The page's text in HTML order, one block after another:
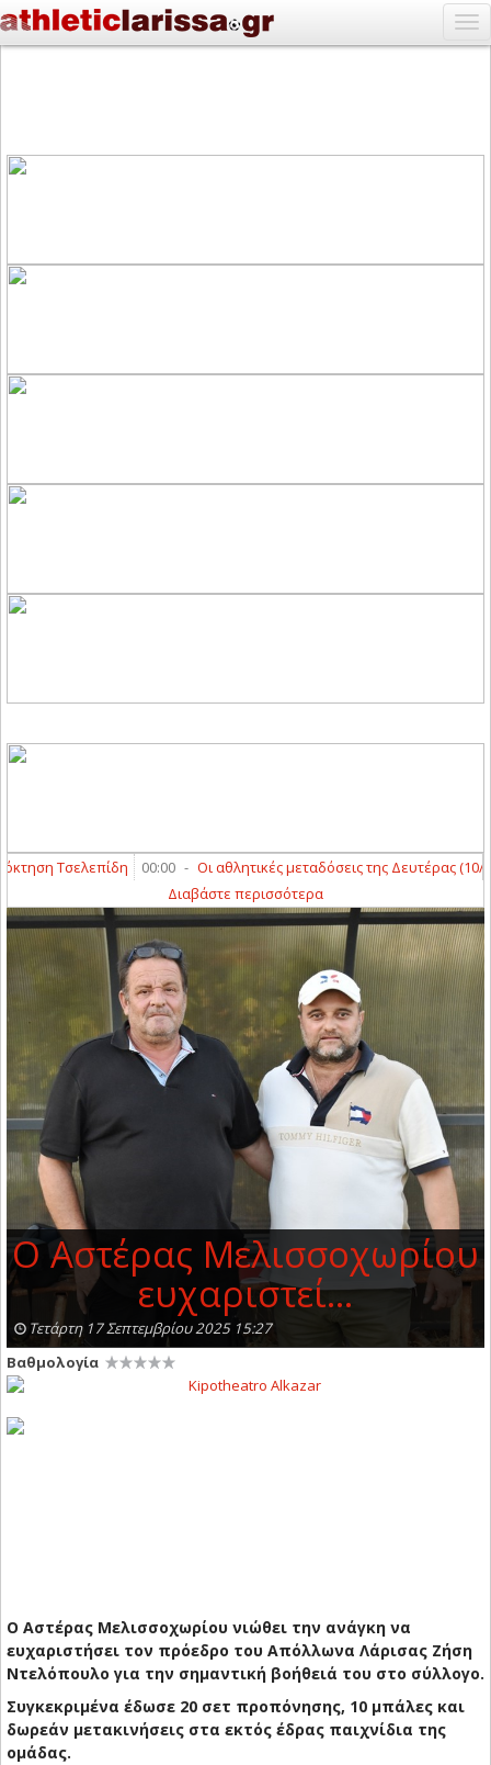
Τσελεπίδη 00:00 - Οι αθλητικές μεταδόσεις της Δευτέρας (10/8)
Διαβάστε περισσότερα
O Aστέρας Μελισσοχωρίου
ευχαριστεί…
Τετάρτη 17 Σεπτεμβρίου 2025 15:27
Βαθμολογία
Ο Αστέρας Μελισσοχωρίου νιώθει την ανάγκη να
ευχαριστήσει τον πρόεδρο του Απόλλωνα Λάρισας Ζήση
Ντελόπουλο για την σημαντική βοήθειά του στο σύλλογο.
Συγκεκριμένα έδωσε 20 σετ προπόνησης, 10 μπάλες και
δωρεάν μετακινήσεις στα εκτός έδρας παιχνίδια της
ομάδας.